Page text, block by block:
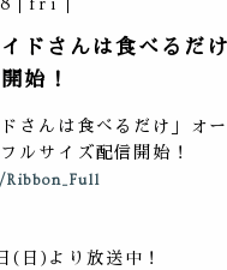
fri
ドさんは食べるだ
始！
さんは食べるだけ」オ
ルサイズ配信開始！
(日)より放送中！